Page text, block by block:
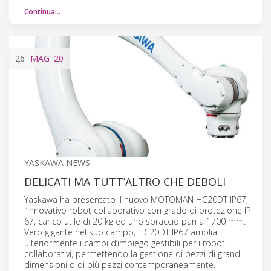
Continua…
26 MAG '20
YASKAWA NEWS
DELICATI MA TUTT’ALTRO CHE DEBOLI
Yaskawa ha presentato il nuovo MOTOMAN HC20DT IP67,
l’innovativo robot collaborativo con grado di protezione IP
67, carico utile di 20 kg ed uno sbraccio pari a 1700 mm.
Vero gigante nel suo campo, HC20DT IP67 amplia
ulteriormente i campi d’impiego gestibili per i robot
collaborativi, permettendo la gestione di pezzi di grandi
dimensioni o di più pezzi contemporaneamente.